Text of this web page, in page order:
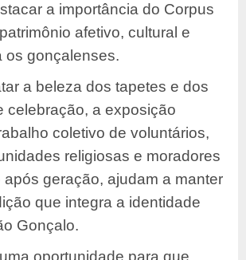
a importância do Corpus
afetivo, cultural e
os gonçalenses.
a beleza dos tapetes e dos
celebração, a exposição
coletivo de voluntários,
religiosas e moradores
geração, ajudam a manter
que integra a identidade
Gonçalo.
oportunidade para que